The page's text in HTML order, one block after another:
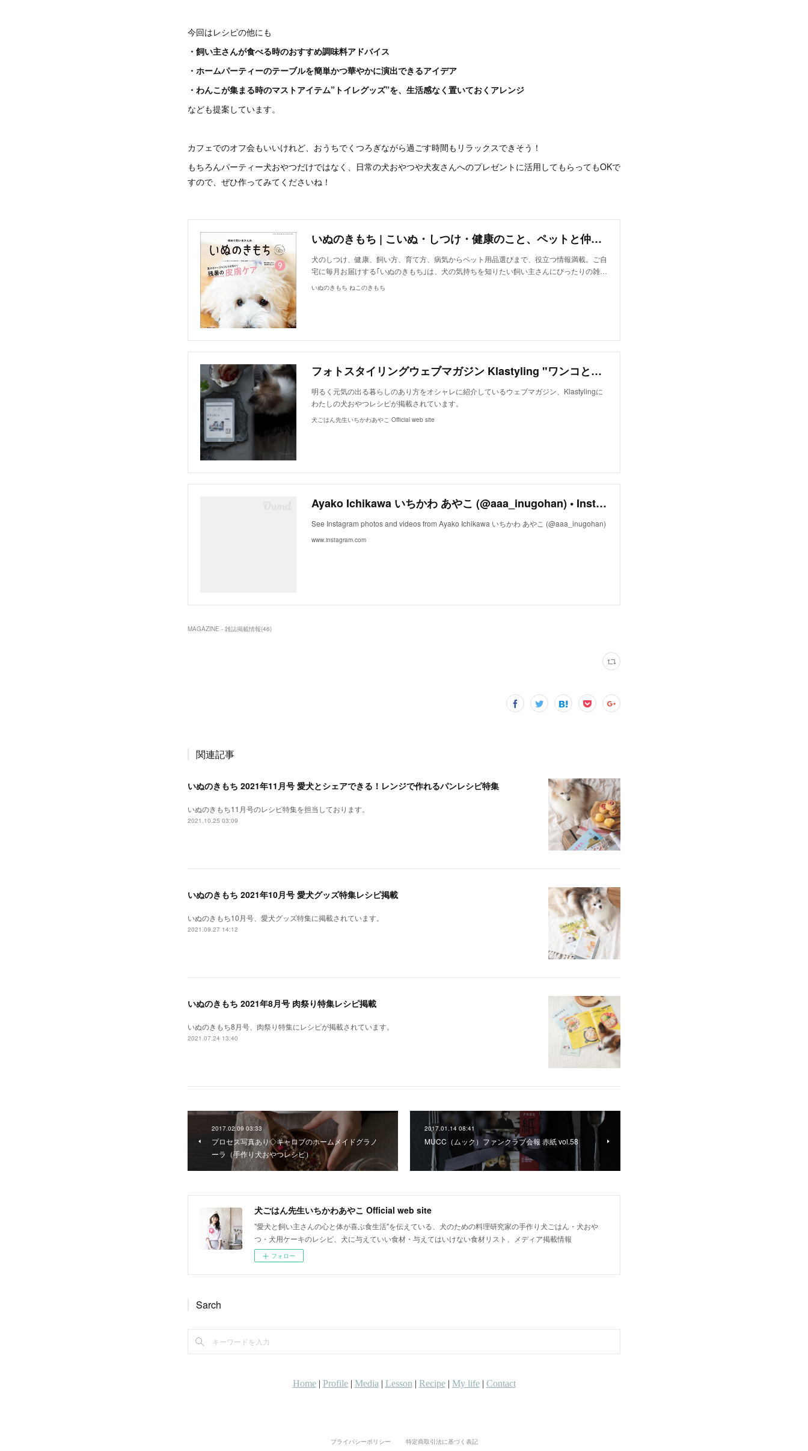
今回はレシピの他にも
・飼い主さんが食べる時のおすすめ調味料アドバイス
・ホームパーティーのテーブルを簡単かつ華やかに演出できるアイデア
・わんこが集まる時のマストアイテム”トイレグッズ”を、生活感なく置いておくアレンジ
なども提案しています。
カフェでのオフ会もいいけれど、おうちでくつろぎながら過ごす時間もリラックスできそう！
もちろんパーティー犬おやつだけではなく、日常の犬おやつや犬友さんへのプレゼントに活用してもらってもOKで
すので、ぜひ作ってみてくださいね！
いぬのきもち | こいぬ・しつけ・健康のこと、ペットと仲良くなるコツなら
犬のしつけ、健康、飼い方、育て方、病気からペット用品選びまで、役立つ情報満載。ご自
宅に毎月お届けする｢いぬのきもち｣は、犬の気持ちを知りたい飼い主さんにぴったりの雑…
いぬのきもち ねこのきもち
フォトスタイリングウェブマガジン Klastyling "ワンコとおうちでお気楽女子会！"
明るく元気の出る暮らしのあり方をオシャレに紹介しているウェブマガジン、Klastylingに
わたしの犬おやつレシピが掲載されています。
犬ごはん先生いちかわあやこ Official web site
Ayako Ichikawa いちかわ あやこ (@aaa_inugohan) • Instagram photos and videos
See Instagram photos and videos from Ayako Ichikawa いちかわ あやこ (@aaa_inugohan)
www.instagram.com
MAGAZINE - 雑誌掲載情報(46)
関連記事
いぬのきもち 2021年11月号 愛犬とシェアできる！レンジで作れるパンレシピ特集
いぬのきもち11月号のレシピ特集を担当しております。
2021.10.25 03:09
いぬのきもち 2021年10月号 愛犬グッズ特集レシピ掲載
いぬのきもち10月号、愛犬グッズ特集に掲載されています。
2021.09.27 14:12
いぬのきもち 2021年8月号 肉祭り特集レシピ掲載
いぬのきもち8月号、肉祭り特集にレシピが掲載されています。
2021.07.24 13:40
2017.02.09 03:33
プロセス写真あり◇キャロブのホームメイドグラノ
ーラ（手作り犬おやつレシピ）
2017.01.14 08:41
MUCC（ムック）ファンクラブ会報 赤紙 vol.58
犬ごはん先生いちかわあやこ Official web site
"愛犬と飼い主さんの心と体が喜ぶ食生活"を伝えている、犬のための料理研究家の手作り犬ごはん・犬おや
つ・犬用ケーキのレシピ、犬に与えていい食材・与えてはいけない食材リスト、メディア掲載情報
フォロー
Sarch
プライバシーポリシー 特定商取引法に基づく表記